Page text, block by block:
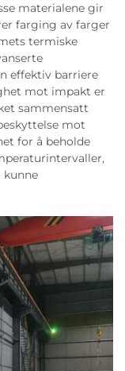
materialene gir
farging av farger
termiske
effektiv barriere
mot impakt er
sammensatt
mot
for å beholde